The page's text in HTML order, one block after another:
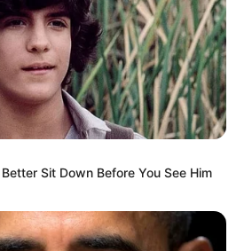
media sosial, ia juga mencoba untuk
produk fashion.
MANCANEGARA TIKTOKER YOUTUBER
Sit Down Before You See Him